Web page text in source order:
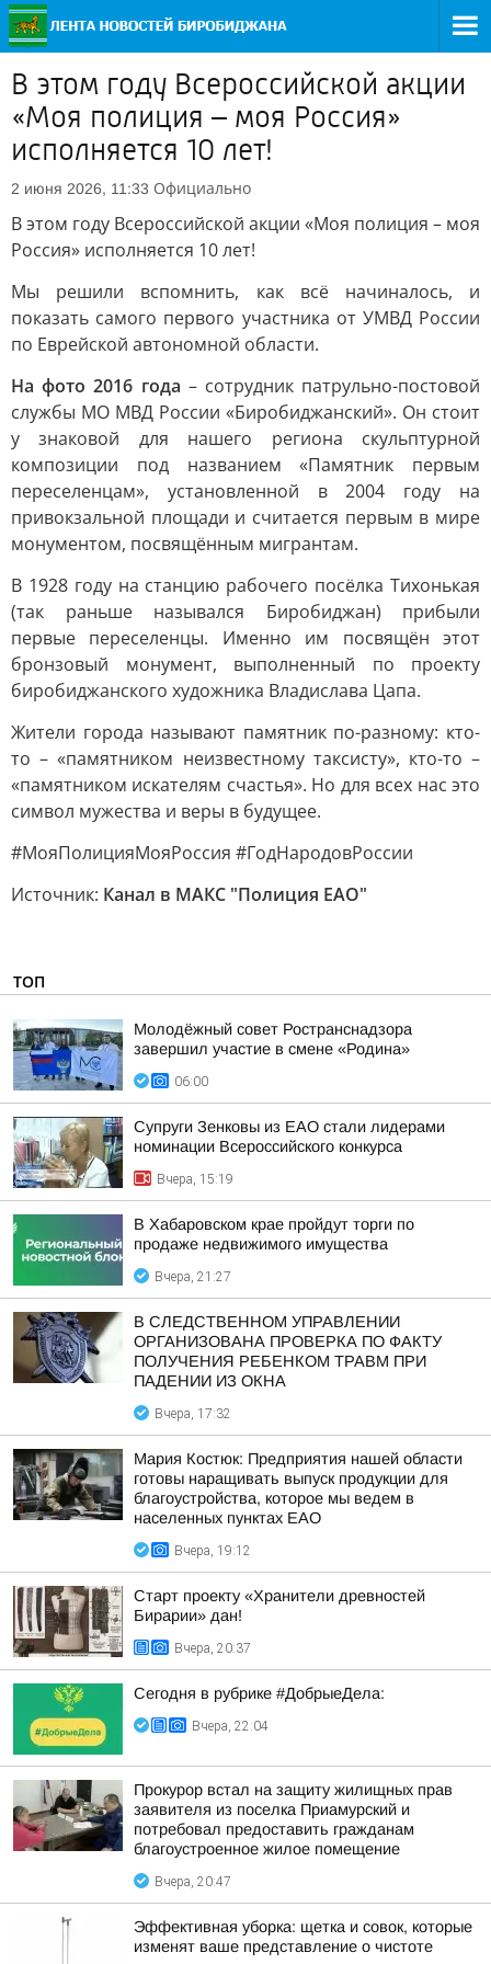
В этом году Всероссийской акции
«Моя полиция – моя Россия»
исполняется 10 лет!
2 июня 2026, 11:33 Официально
В этом году Всероссийской акции «Моя полиция – моя
Россия» исполняется 10 лет!
Мы решили вспомнить, как всё начиналось, и
показать самого первого участника от УМВД России
по Еврейской автономной области.
На фото 2016 года – сотрудник патрульно-постовой
службы МО МВД России «Биробиджанский». Он стоит
у знаковой для нашего региона скульптурной
композиции под названием «Памятник первым
переселенцам», установленной в 2004 году на
привокзальной площади и считается первым в мире
монументом, посвящённым мигрантам.
В 1928 году на станцию рабочего посёлка Тихонькая
(так раньше назывался Биробиджан) прибыли
первые переселенцы. Именно им посвящён этот
бронзовый монумент, выполненный по проекту
биробиджанского художника Владислава Цапа.
Жители города называют памятник по-разному: кто-
то – «памятником неизвестному таксисту», кто-то –
«памятником искателям счастья». Но для всех нас это
символ мужества и веры в будущее.
#МояПолицияМояРоссия #ГодНародовРоссии
Источник: Канал в МАКС "Полиция ЕАО"
ТОП
Молодёжный совет Ространснадзора
завершил участие в смене «Родина»
06:00
Супруги Зенковы из ЕАО стали лидерами
номинации Всероссийского конкурса
Вчера, 15:19
В Хабаровском крае пройдут торги по
продаже недвижимого имущества
Вчера, 21:27
В СЛЕДСТВЕННОМ УПРАВЛЕНИИ
ОРГАНИЗОВАНА ПРОВЕРКА ПО ФАКТУ
ПОЛУЧЕНИЯ РЕБЕНКОМ ТРАВМ ПРИ
ПАДЕНИИ ИЗ ОКНА
Вчера, 17:32
Мария Костюк: Предприятия нашей области
готовы наращивать выпуск продукции для
благоустройства, которое мы ведем в
населенных пунктах ЕАО
Вчера, 19:12
Старт проекту «Хранители древностей
Бирарии» дан!
Вчера, 20:37
Сегодня в рубрике #ДобрыеДела:
Вчера, 22:04
Прокурор встал на защиту жилищных прав
заявителя из поселка Приамурский и
потребовал предоставить гражданам
благоустроенное жилое помещение
Вчера, 20:47
Эффективная уборка: щетка и совок, которые
изменят ваше представление о чистоте